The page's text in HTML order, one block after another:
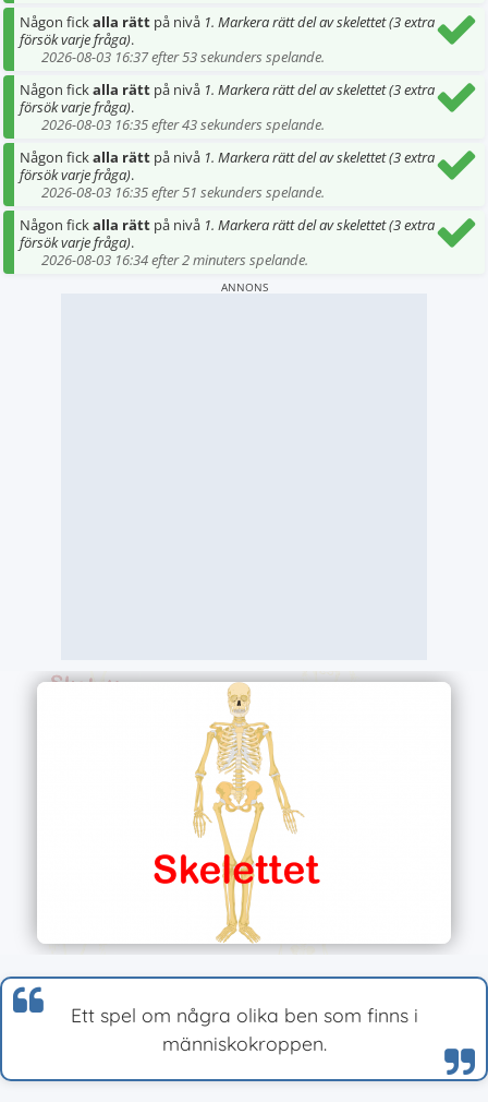
Någon fickalla rätt på nivå 1. Markera rätt del av skelettet (3 extra
försök varje fråga).
2026-08-03 16:37 efter 53 sekunders spelande.
Någon fickalla rätt på nivå 1. Markera rätt del av skelettet (3 extra
försök varje fråga).
2026-08-03 16:35 efter 43 sekunders spelande.
Någon fickalla rätt på nivå 1. Markera rätt del av skelettet (3 extra
försök varje fråga).
2026-08-03 16:35 efter 51 sekunders spelande.
Någon fickalla rätt på nivå 1. Markera rätt del av skelettet (3 extra
försök varje fråga).
2026-08-03 16:34 efter 2 minuters spelande.
ANNONS
Ett spel om några olika ben som finns i
människokroppen.